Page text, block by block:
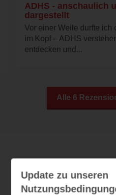
ADHS - anschaulich
dargestellt
Vor einer Weile durfte ich
im Kopf – ADHS
entdecken und...
Alle 6
Update zu unseren